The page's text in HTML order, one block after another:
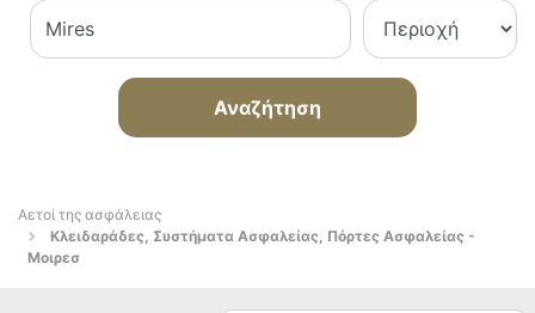
Αναζήτηση
Αετοί της ασφάλειας
Κλειδαράδες, Συστήματα Ασφαλείας, Πόρτες Ασφαλείας -
Μοιρεσ